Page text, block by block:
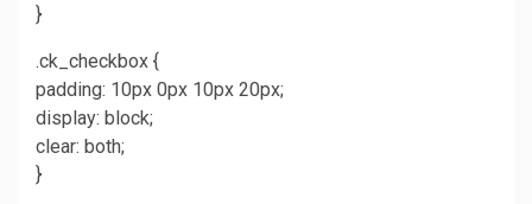
}
.ck_checkbox {
padding: 10px 0px 10px 20px;
display: block;
clear: both;
}